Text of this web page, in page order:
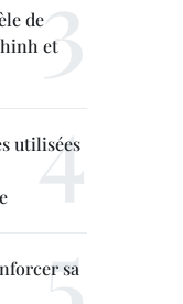
de
et
utilisées
sa